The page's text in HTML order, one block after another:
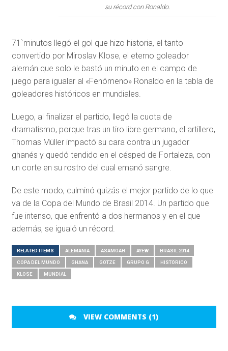
su récord con Ronaldo.
71`minutos llegó el gol que hizo historia, el tanto
convertido por Miroslav Klose, el eterno goleador
alemán que solo le bastó un minuto en el campo de
juego para igualar al «Fenómeno» Ronaldo en la tabla de
goleadores históricos en mundiales.
Luego, al finalizar el partido, llegó la cuota de
dramatismo, porque tras un tiro libre germano, el artillero,
Thomas Müller impactó su cara contra un jugador
ghanés y quedó tendido en el césped de Fortaleza, con
un corte en su rostro del cual emanó sangre.
De este modo, culminó quizás el mejor partido de lo que
va de la Copa del Mundo de Brasil 2014. Un partido que
fue intenso, que enfrentó a dos hermanos y en el que
además, se igualó un récord.
RELATED ITEMS ALEMANIA ASAMOAH AYEW BRASIL 2014
COPA DEL MUNDO GHANA GÖTZE GRUPO G HISTÓRICO
KLOSE MUNDIAL
VIEW COMMENTS (1)